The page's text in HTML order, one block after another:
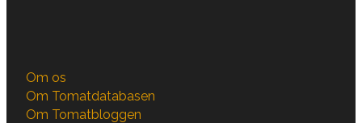
Om os
Om Tomatdatabasen
Om Tomatbloggen